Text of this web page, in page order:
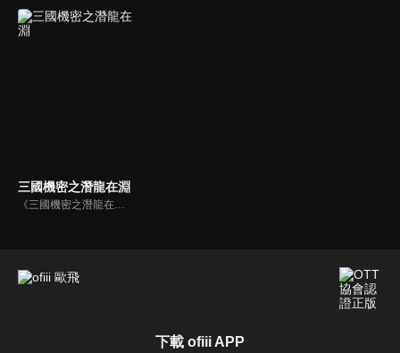
三國機密之潛龍在淵
下載 ofiii APP